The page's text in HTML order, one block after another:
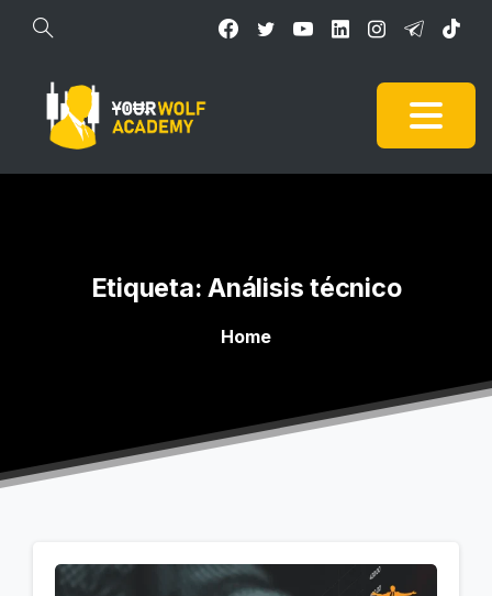
Etiqueta: Análisis técnico
Home